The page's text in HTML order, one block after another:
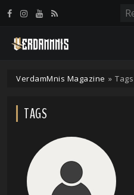
VerdamMnis Magazine » Tags
TAGS
Panneau de gestion des cookies